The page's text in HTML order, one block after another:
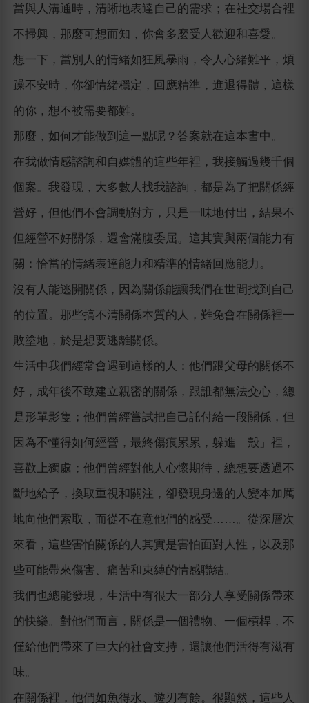
當與人溝通時，清晰地表達自己的需求；在社交場合裡
不掃興，那麼可想而知，你會多麼受人歡迎和喜愛。
想一下，當別人的情緒如狂風暴雨，令人心緒難平，煩
躁不安時，你卻情緒穩定，回應精準，進退得體，這樣
的你，想不被需要都難。
那麼，如何才能做到這一點呢？答案就在這本書中。
在我做情感諮詢和自媒體的這些年裡，我接觸過幾千個
個案。我發現，大多數人找我諮詢，都是為了把關係經
營好，但他們不會調動對方，只是一味地付出，結果不
但經營不好關係，還會滿腹委屈。這其實與兩個能力有
關：恰當的情緒表達能力和精準的情緒回應能力。
沒有人能逃開關係，因為關係能讓我們在世間找到自己
的位置。那些搞不清關係本質的人，難免會在關係裡一
敗塗地，於是想要逃離關係。
生活中我們經常會遇到這樣的人：他們跟父母的關係不
好，成年後不敢建立親密的關係，跟誰都無法交心，總
是形單影隻；他們曾經嘗試把自己託付給一段關係，但
因為不懂得如何經營，最終傷痕累累，躲進「殼」裡，
喜歡上獨處；他們曾經對他人心懷期待，總想要透過不
斷地給予，換取重視和關注，卻發現身邊的人變本加厲
地向他們索取，而從不在意他們的感受……。從深層次
來看，這些害怕關係的人其實是害怕面對人性，以及那
些可能帶來傷害、痛苦和束縛的情感聯結。
我們也總能發現，生活中有很大一部分人享受關係帶來
的快樂。對他們而言，關係是一個禮物、一個槓桿，不
僅給他們帶來了巨大的社會支持，還讓他們活得有滋有
味。
在關係裡，他們如魚得水、遊刃有餘。很顯然，這些人